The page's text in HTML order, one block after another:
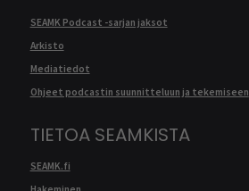
SEAMK Podcast -sarjan jaksot
Arkisto
Mediatiedot
Ohjeet podcastin suunnitteluun ja tekemiseen
TIETOA SEAMKISTA
SEAMK.fi